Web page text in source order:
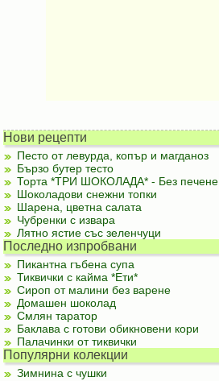
Нови рецепти
Песто от левурда, копър и магданоз
Бързо бутер тесто
Торта *ТРИ ШОКОЛАДА* - Без печене
Шоколадови снежни топки
Шарена, цветна салата
Чубренки с извара
Лятно ястие със зеленчуци
Последно изпробвани
Пикантна гъбена супа
Тиквички с кайма *Ети*
Сироп от малини без варене
Домашен шоколад
Смлян таратор
Баклава с готови обикновени кори
Палачинки от тиквички
Популярни колекции
Зимнина с чушки